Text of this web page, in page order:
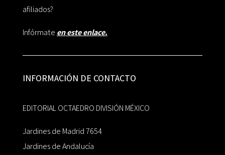
afiliados?
Infórmate en este enlace.
INFORMACIÓN DE CONTACTO
EDITORIAL OCTAEDRO DIVISIÓN MÉXICO
Jardines de Madrid 7654
Jardines de Andalucía